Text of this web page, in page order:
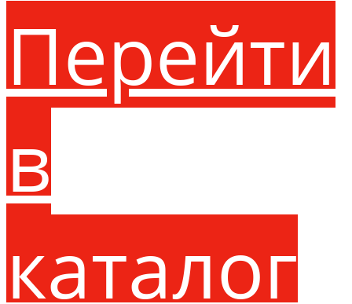
Перейти
в
каталог